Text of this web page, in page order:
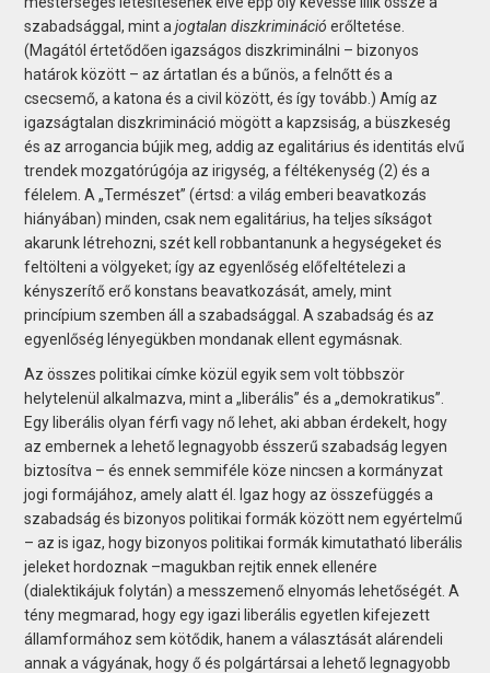
szabadsággal, mint ajogtalan diszkrimináció erőltetése.
(Magától értetődően igazságos diszkriminálni – bizonyos
határok között – az ártatlan és a bűnös, a felnőtt és a
csecsemő, a katona és a civil között, és így tovább.) Amíg az
igazságtalan diszkrimináció mögött a kapzsiság, a büszkeség
és az arrogancia bújik meg, addig az egalitárius és identitás elvű
trendek mozgatórúgója az irigység, a féltékenység (2) és a
félelem. A „Természet” (értsd: a világ emberi beavatkozás
hiányában) minden, csak nem egalitárius, ha teljes síkságot
akarunk létrehozni, szét kell robbantanunk a hegységeket és
feltölteni a völgyeket; így az egyenlőség előfeltételezi a
kényszerítő erő konstans beavatkozását, amely, mint
princípium szemben áll a szabadsággal. A szabadság és az
egyenlőség lényegükben mondanak ellent egymásnak.
Az összes politikai címke közül egyik sem volt többször
helytelenül alkalmazva, mint a „liberális” és a „demokratikus”.
Egy liberális olyan férfi vagy nő lehet, aki abban érdekelt, hogy
az embernek a lehető legnagyobb ésszerű szabadság legyen
biztosítva – és ennek semmiféle köze nincsen a kormányzat
jogi formájához, amely alatt él. Igaz hogy az összefüggés a
szabadság és bizonyos politikai formák között nem egyértelmű
– az is igaz, hogy bizonyos politikai formák kimutatható liberális
jeleket hordoznak –magukban rejtik ennek ellenére
(dialektikájuk folytán) a messzemenő elnyomás lehetőségét. A
tény megmarad, hogy egy igazi liberális egyetlen kifejezett
államformához sem kötődik, hanem a választását alárendeli
annak a vágyának, hogy ő és polgártársai a lehető legnagyobb